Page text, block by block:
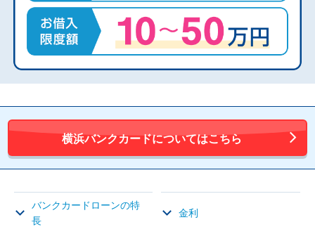
横浜バンクカードについてはこちら
バンクカードローンの特
長
金利